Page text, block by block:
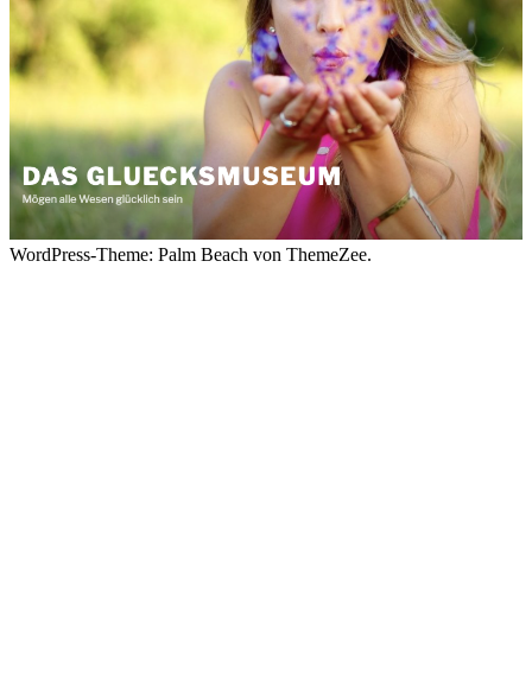
WordPress-Theme: Palm Beach von ThemeZee.